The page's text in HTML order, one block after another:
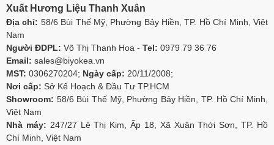
Xuất Hương Liệu Thanh Xuân
Địa chỉ: 58/6 Bùi Thế Mỹ, Phường Bảy Hiền, TP. Hồ Chí Minh, Việt
Nam
Người ĐDPL: Võ Thị Thanh Hoa - Tel: 0979 79 36 76
Email: sales@biyokea.vn
MST: 0306270204; Ngày cấp: 20/11/2008;
Nơi cấp: Sở Kế Hoạch & Đầu Tư TP.HCM
Showroom: 58/6 Bùi Thế Mỹ, Phường Bảy Hiền, TP. Hồ Chí Minh,
Việt Nam
Nhà máy: 247/27 Lê Thị Kim, Ấp 18, Xã Xuân Thới Sơn, TP. Hồ
Chí Minh, Việt Nam